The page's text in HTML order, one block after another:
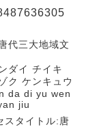
代三大地域文
ダイ チイキ
ク ケンキュウ
da di yu wen
jiu
スタイトル:唐